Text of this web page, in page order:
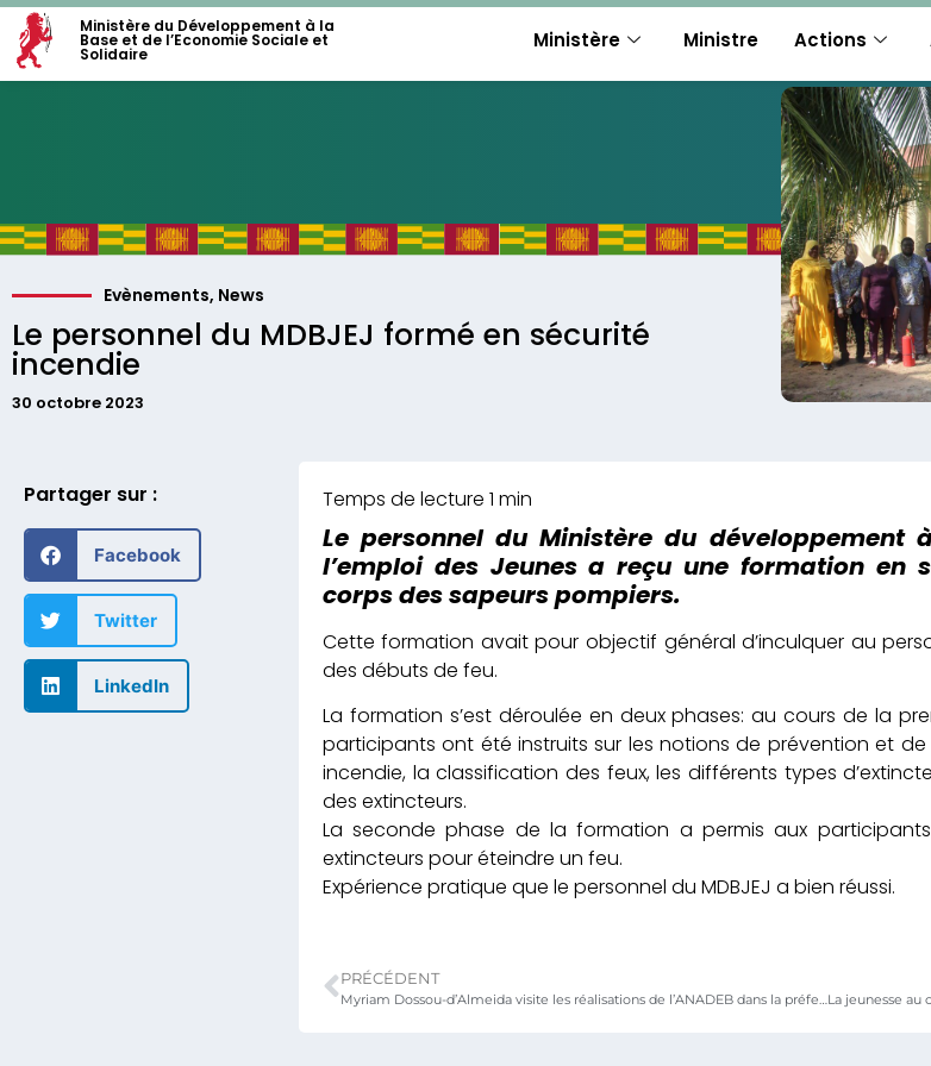
Ministère du Développement à la
Base et de l’Economie Sociale et
Solidaire
Ministère Ministre Actions
Evènements, News
Le personnel du MDBJEJ formé en sécurité
incendie
30 octobre 2023
Partager sur :
Facebook
Twitter
LinkedIn
Le personnel du Ministère du
l’emploi des Jeunes a reçu une formation en
corps des sapeurs pompiers.
Cette formation avait pour objectif général d’inculquer au
des débuts de feu.
La formation s’est déroulée en deux phases: au cours de la
participants ont été instruits sur les notions de prévention et
incendie, la classification des feux, les différents types
des extincteurs.
La seconde phase de la formation a permis aux
extincteurs pour éteindre un feu.
Expérience pratique que le personnel du MDBJEJ a bien réussi.
PRÉCÉDENT